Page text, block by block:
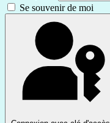
Se souvenir de moi